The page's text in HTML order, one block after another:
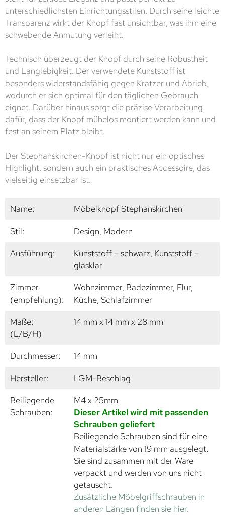
unterschiedlichsten Einrichtungsstilen. Durch seine leichte
Transparenz wirkt der Knopf fast unsichtbar, was ihm eine
schwebende Anmutung verleiht.
Technisch überzeugt der Knopf durch seine Robustheit
und Langlebigkeit. Der verwendete Kunststoff ist
besonders widerstandsfähig gegen Kratzer und Abrieb,
wodurch er sich optimal für den täglichen Gebrauch
eignet. Darüber hinaus sorgt die präzise Verarbeitung
dafür, dass der Knopf mühelos montiert werden kann und
fest an seinem Platz bleibt.
Der Stephanskirchen-Knopf ist nicht nur ein optisches
Highlight, sondern auch ein praktisches Accessoire, das
vielseitig einsetzbar ist.
Name:
Möbelknopf Stephanskirchen
Stil:
Design, Modern
Ausführung:
Kunststoff – schwarz, Kunststoff –
glasklar
Zimmer
(empfehlung):
Wohnzimmer, Badezimmer, Flur,
Küche, Schlafzimmer
Maße:
(L/B/H)
14 mm x 14 mm x 28 mm
Durchmesser:
14 mm
Hersteller:
LGM-Beschlag
Beiliegende
Schrauben:
M4 x 25mm
Dieser Artikel wird mit passenden
Schrauben geliefert
Beiliegende Schrauben sind für eine
Materialstärke von 19 mm ausgelegt.
Sie sind zusammen mit der Ware
verpackt und werden von uns nicht
getauscht.
Zusätzliche Möbelgriffschrauben in
anderen Längen finden sie hier.